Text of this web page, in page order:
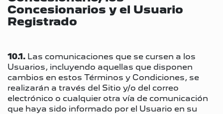
Concesionarios y el Usuario
Registrado
10.1. Las comunicaciones que se cursen a los
Usuarios, incluyendo aquellas que disponen
cambios en estos Términos y Condiciones, se
realizarán a través del Sitio y/o del correo
electrónico o cualquier otra vía de comunicación
que haya sido informado por el Usuario en su